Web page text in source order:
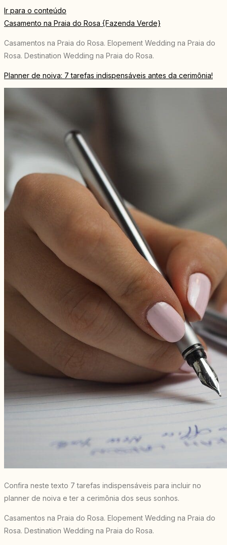
Ir para o conteúdo
Casamento na Praia do Rosa {Fazenda Verde}
Casamentos na Praia do Rosa. Elopement Wedding na Praia do
Rosa. Destination Wedding na Praia do Rosa.
Planner de noiva: 7 tarefas indispensáveis antes da cerimônia!
Confira neste texto 7 tarefas indispensáveis para incluir no
planner de noiva e ter a cerimônia dos seus sonhos.
Casamentos na Praia do Rosa. Elopement Wedding na Praia do
Rosa. Destination Wedding na Praia do Rosa.